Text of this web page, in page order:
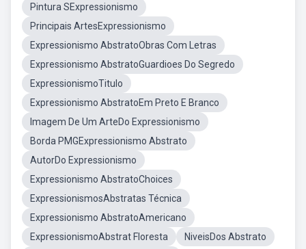
Pintura SExpressionismo
Principais ArtesExpressionismo
Expressionismo AbstratoObras Com Letras
Expressionismo AbstratoGuardioes Do Segredo
ExpressionismoTitulo
Expressionismo AbstratoEm Preto E Branco
Imagem De Um ArteDo Expressionismo
Borda PMGExpressionismo Abstrato
AutorDo Expressionismo
Expressionismo AbstratoChoices
ExpressionismosAbstratas Técnica
Expressionismo AbstratoAmericano
ExpressionismoAbstrat Floresta
NiveisDos Abstrato